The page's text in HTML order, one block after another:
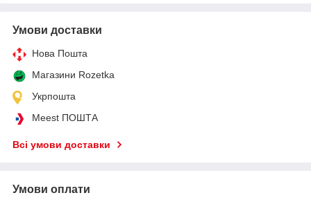
Умови доставки
Нова Пошта
Магазини Rozetka
Укрпошта
Meest ПОШТА
Всі умови доставки
Умови оплати